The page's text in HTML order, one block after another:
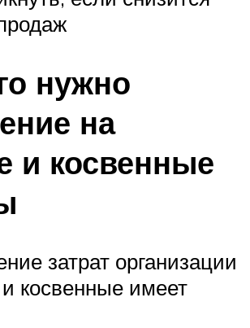
нужно
на
и косвенные
затрат организации
косвенные имеет